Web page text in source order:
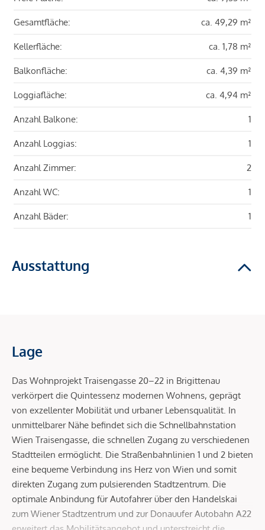
Gesamtfläche: ca. 49,29 m²
Kellerfläche: ca. 1,78 m²
Balkonfläche: ca. 4,39 m²
Loggiafläche: ca. 4,94 m²
Anzahl Balkone: 1
Anzahl Loggias: 1
Anzahl Zimmer: 2
Anzahl WC: 1
Anzahl Bäder: 1
Ausstattung
Lage
Das Wohnprojekt Traisengasse 20–22 in Brigittenau
verkörpert die Quintessenz modernen Wohnens, geprägt
von exzellenter Mobilität und urbaner Lebensqualität. In
unmittelbarer Nähe befindet sich die Schnellbahnstation
Wien Traisengasse, die schnellen Zugang zu verschiedenen
Stadtteilen ermöglicht. Die Straßenbahnlinien 1 und 2 bieten
eine bequeme Verbindung ins Herz von Wien und somit
direkten Zugang zum pulsierenden Stadtzentrum. Die
optimale Anbindung für Autofahrer über den Handelskai
zum Wiener Stadtzentrum und zur Donauufer Autobahn A22